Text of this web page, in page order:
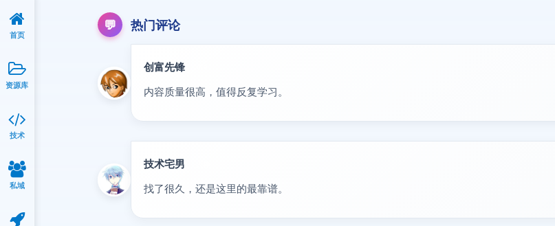
💬 热门评论
创富先锋
内容质量很高，值得反复学习。
技术宅男
找了很久，还是这里的最靠谱。
首页
资源库
技术
私域